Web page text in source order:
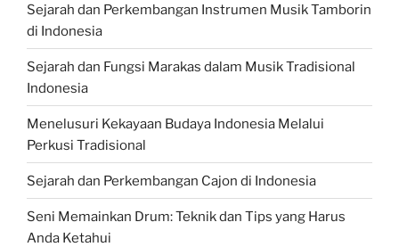
Sejarah dan Perkembangan Instrumen Musik Tamborin
di Indonesia
Sejarah dan Fungsi Marakas dalam Musik Tradisional
Indonesia
Menelusuri Kekayaan Budaya Indonesia Melalui
Perkusi Tradisional
Sejarah dan Perkembangan Cajon di Indonesia
Seni Memainkan Drum: Teknik dan Tips yang Harus
Anda Ketahui